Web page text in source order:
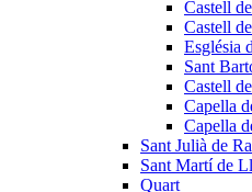
Castell
Castell
Església
Sant
Castell
Capella
Capella
Sant Julià de
Sant Martí de
Quart